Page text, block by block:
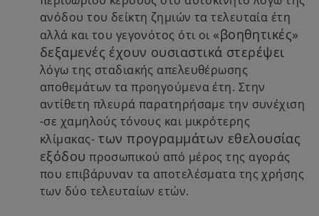
ανόδου του δείκτη ζημιών τα τελευταία έτη
αλλά και του γεγονότος ότι οι «βοηθητικές»
δεξαμενές έχουν ουσιαστικά στερέψει
λόγω της σταδιακής απελευθέρωσης
αποθεμάτων τα προηγούμενα έτη. Στην
αντίθετη πλευρά παρατηρήσαμε την συνέχιση
-σε χαμηλούς τόνους και μικρότερης
κλίμακας-των προγραμμάτων εθελουσίας
εξόδου προσωπικού από μέρος της αγοράς
που επιβάρυναν τα αποτελέσματα της χρήσης
των δύο τελευταίων ετών.